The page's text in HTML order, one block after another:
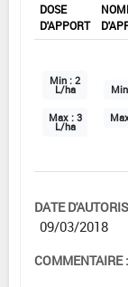
DOSE
D'APPORT
Min : 2
L/ha
Max : 3
L/ha
DATE
09/03/2018
COMMENTAIRE :